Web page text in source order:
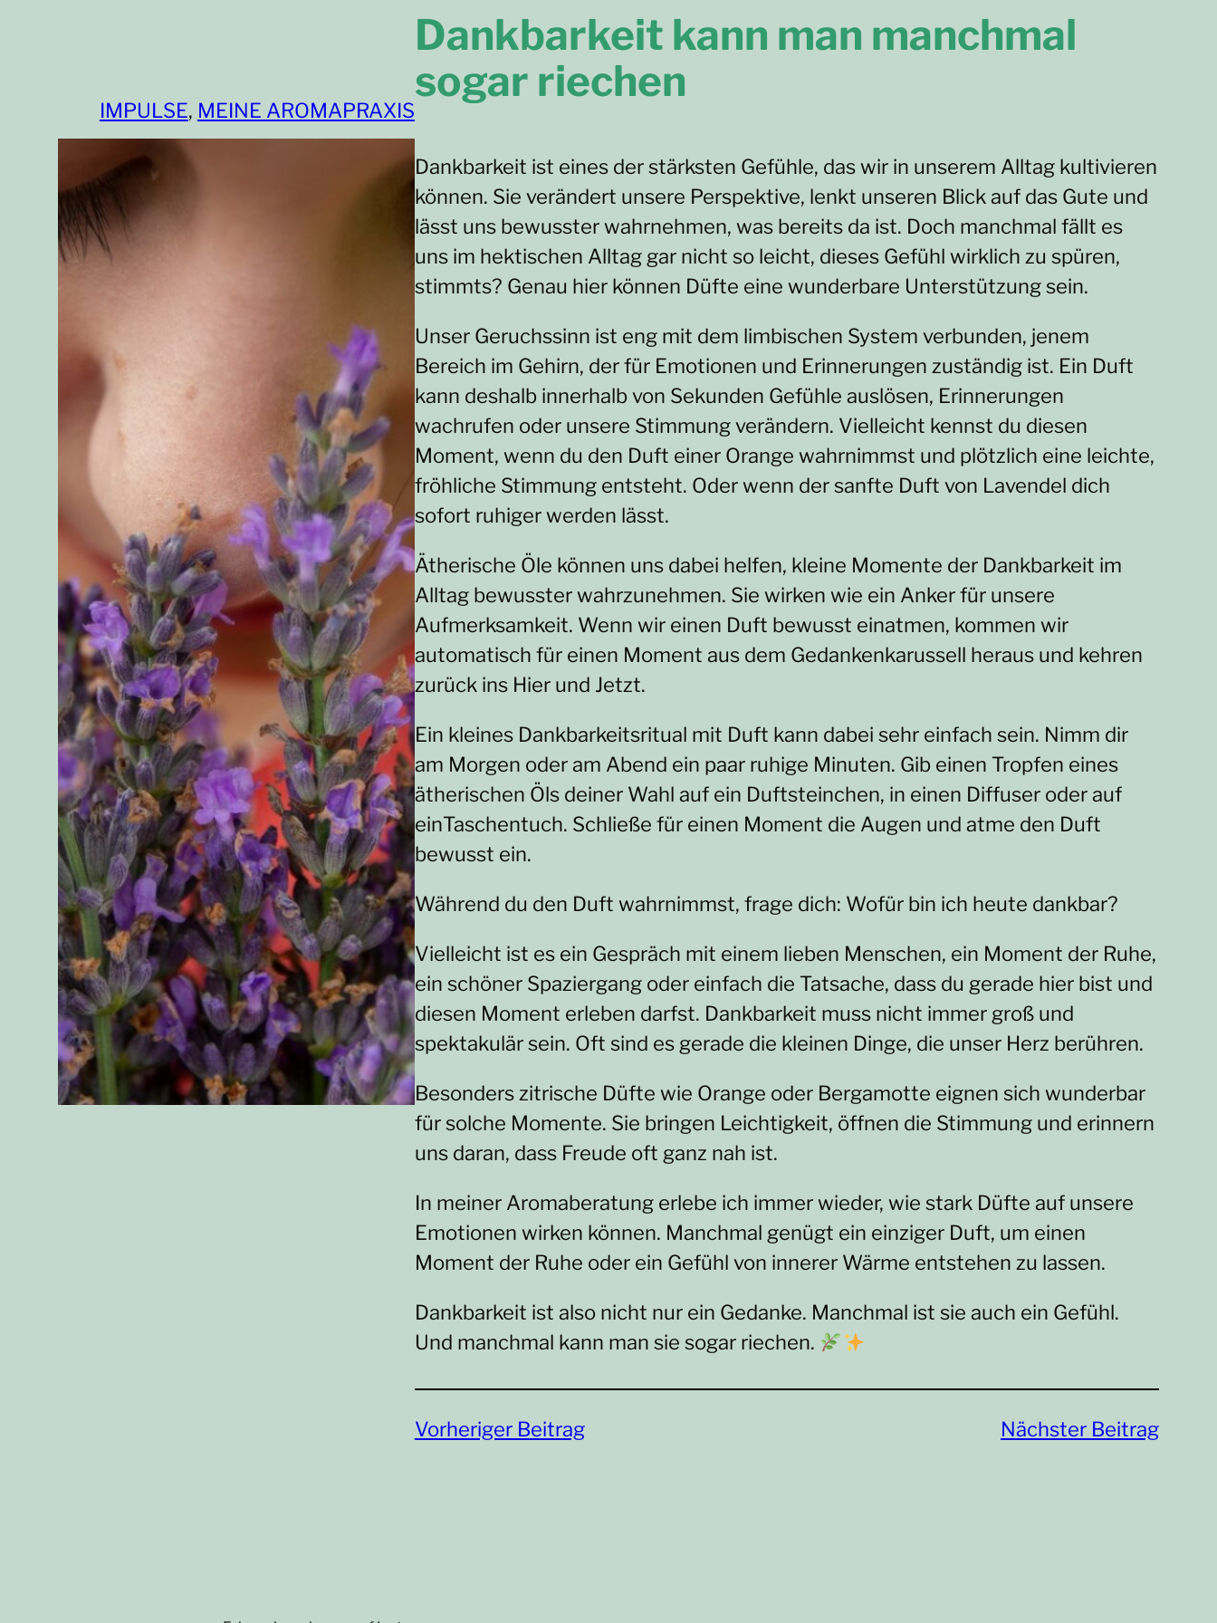
IMPULSE, MEINE AROMAPRAXIS
Dankbarkeit kann man manchmal
sogar riechen
Dankbarkeit ist eines der stärksten Gefühle, das wir in unserem Alltag kultivieren
können. Sie verändert unsere Perspektive, lenkt unseren Blick auf das Gute und
lässt uns bewusster wahrnehmen, was bereits da ist. Doch manchmal fällt es
uns im hektischen Alltag gar nicht so leicht, dieses Gefühl wirklich zu spüren,
stimmts? Genau hier können Düfte eine wunderbare Unterstützung sein.
Unser Geruchssinn ist eng mit dem limbischen System verbunden, jenem
Bereich im Gehirn, der für Emotionen und Erinnerungen zuständig ist. Ein Duft
kann deshalb innerhalb von Sekunden Gefühle auslösen, Erinnerungen
wachrufen oder unsere Stimmung verändern. Vielleicht kennst du diesen
Moment, wenn du den Duft einer Orange wahrnimmst und plötzlich eine leichte,
fröhliche Stimmung entsteht. Oder wenn der sanfte Duft von Lavendel dich
sofort ruhiger werden lässt.
Ätherische Öle können uns dabei helfen, kleine Momente der Dankbarkeit im
Alltag bewusster wahrzunehmen. Sie wirken wie ein Anker für unsere
Aufmerksamkeit. Wenn wir einen Duft bewusst einatmen, kommen wir
automatisch für einen Moment aus dem Gedankenkarussell heraus und kehren
zurück ins Hier und Jetzt.
Ein kleines Dankbarkeitsritual mit Duft kann dabei sehr einfach sein. Nimm dir
am Morgen oder am Abend ein paar ruhige Minuten. Gib einen Tropfen eines
ätherischen Öls deiner Wahl auf ein Duftsteinchen, in einen Diffuser oder auf
einTaschentuch. Schließe für einen Moment die Augen und atme den Duft
bewusst ein.
Während du den Duft wahrnimmst, frage dich: Wofür bin ich heute dankbar?
Vielleicht ist es ein Gespräch mit einem lieben Menschen, ein Moment der Ruhe,
ein schöner Spaziergang oder einfach die Tatsache, dass du gerade hier bist und
diesen Moment erleben darfst. Dankbarkeit muss nicht immer groß und
spektakulär sein. Oft sind es gerade die kleinen Dinge, die unser Herz berühren.
Besonders zitrische Düfte wie Orange oder Bergamotte eignen sich wunderbar
für solche Momente. Sie bringen Leichtigkeit, öffnen die Stimmung und erinnern
uns daran, dass Freude oft ganz nah ist.
In meiner Aromaberatung erlebe ich immer wieder, wie stark Düfte auf unsere
Emotionen wirken können. Manchmal genügt ein einziger Duft, um einen
Moment der Ruhe oder ein Gefühl von innerer Wärme entstehen zu lassen.
Dankbarkeit ist also nicht nur ein Gedanke. Manchmal ist sie auch ein Gefühl.
Und manchmal kann man sie sogar riechen.
Vorheriger Beitrag Nächster Beitrag